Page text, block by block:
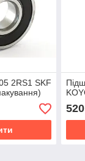
2RS1 SKF
520